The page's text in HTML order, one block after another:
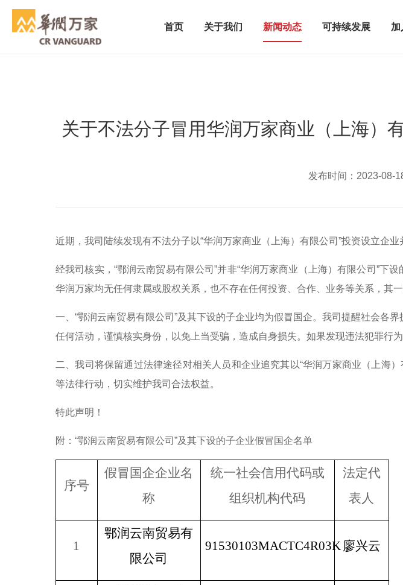
首页 关于我们 新闻动态 可持续发展 加
关于不法分子冒用华润万家商业（上海）
发布时间： 2023-08-
近期，我司陆续发现有不法分子以“华润万家商业（上海）有限公司”投资设立企业
经我司核实，“鄂润云南贸易有限公司”并非“华润万家商业（上海）有限公司”下
华润万家均无任何隶属或股权关系，也不存在任何投资、合作、业务等关系，其
一、“鄂润云南贸易有限公司”及其下设的子企业均为假冒国企。我司提醒社会各
任何活动，谨慎核实身份，以免上当受骗，造成自身损失。如果发现违法犯罪行
二、我司将保留通过法律途径对相关人员和企业追究其以“华润万家商业（上海
等法律行动，切实维护我司合法权益。
特此声明！
附：“鄂润云南贸易有限公司”及其下设的子企业假冒国企名单
序号
假冒国企企业名
称
统一社会信用代码或
组织机构代码
法定代
表人
1
鄂润云南贸易有
限公司
91530103MACTC4R03K 廖兴云